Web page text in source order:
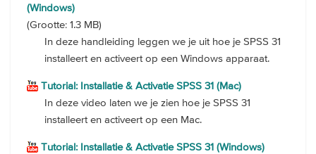
(Windows)
(Grootte: 1.3 MB)
In deze handleiding leggen we je uit hoe je SPSS 31
installeert en activeert op een Windows apparaat.
Tutorial: Installatie & Activatie SPSS 31 (Mac)
In deze video laten we je zien hoe je SPSS 31
installeert en activeert op een Mac.
Tutorial: Installatie & Activatie SPSS 31 (Windows)